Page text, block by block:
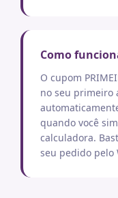
Como
O cupom
no seu primeiro
quando você
calculadora.
seu pedido pelo